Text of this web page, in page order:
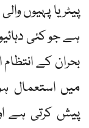
پیٹریا پہیوں
ہے جو کئی
بحران کے
میں استعمال
پیش کرتی ہے